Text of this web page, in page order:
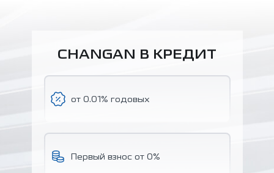
CHANGAN В КРЕДИТ
от 0.01% годовых
Первый взнос от 0%